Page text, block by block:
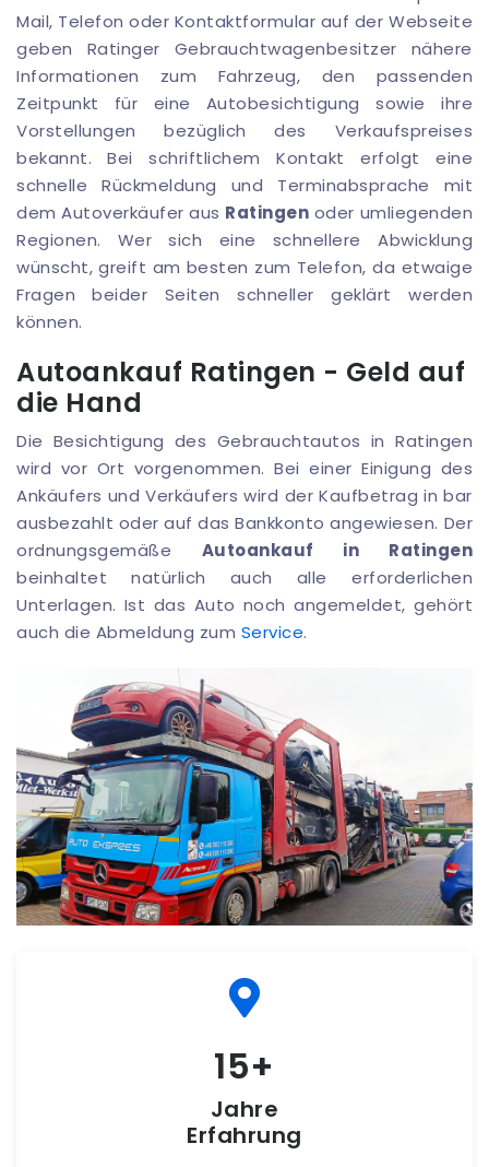
Mail, Telefon oder Kontaktformular auf der Webseite
geben Ratinger Gebrauchtwagenbesitzer nähere
Informationen zum Fahrzeug, den passenden
Zeitpunkt für eine Autobesichtigung sowie ihre
Vorstellungen bezüglich des Verkaufspreises
bekannt. Bei schriftlichem Kontakt erfolgt eine
schnelle Rückmeldung und Terminabsprache mit
dem Autoverkäufer aus Ratingen oder umliegenden
Regionen. Wer sich eine schnellere Abwicklung
wünscht, greift am besten zum Telefon, da etwaige
Fragen beider Seiten schneller geklärt werden
können.
Autoankauf Ratingen - Geld auf
die Hand
Die Besichtigung des Gebrauchtautos in Ratingen
wird vor Ort vorgenommen. Bei einer Einigung des
Ankäufers und Verkäufers wird der Kaufbetrag in bar
ausbezahlt oder auf das Bankkonto angewiesen. Der
ordnungsgemäße Autoankauf in Ratingen
beinhaltet natürlich auch alle erforderlichen
Unterlagen. Ist das Auto noch angemeldet, gehört
auch die Abmeldung zum Service.
15
Jahre
Erfahrung